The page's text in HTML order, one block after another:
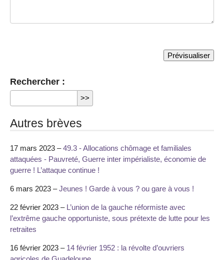
Rechercher :
Autres brèves
17 mars 2023 –49.3 - Allocations chômage et familiales
attaquées - Pauvreté, Guerre inter impérialiste, économie de
guerre ! L’attaque continue !
6 mars 2023 –Jeunes ! Garde à vous ? ou gare à vous !
22 février 2023 – L’union de la gauche réformiste avec
l’extrême gauche opportuniste, sous prétexte de lutte pour les
retraites
16 février 2023 – 14 février 1952 : la révolte d’ouvriers